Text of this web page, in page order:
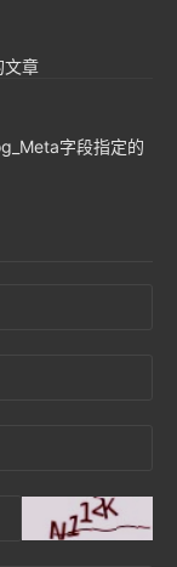
文章
字段指定的